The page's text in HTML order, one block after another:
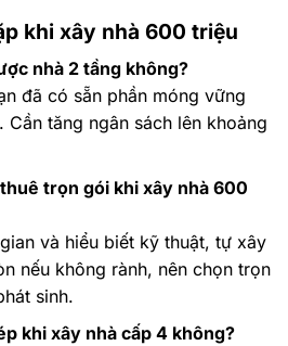
khi xây nhà 600 triệu
nhà 2 tầng không?
đã có sẵn phần móng vững
tăng ngân sách lên khoảng
trọn gói khi xây nhà 600
và hiểu biết kỹ thuật, tự xây
nếu không rành, nên chọn trọn
sinh.
khi xây nhà cấp 4 không?